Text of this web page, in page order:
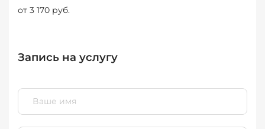
от 3 170 руб.
Запись на услугу